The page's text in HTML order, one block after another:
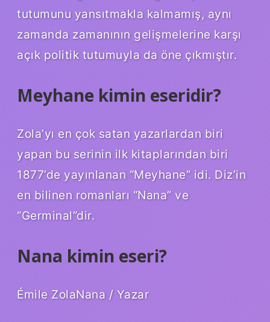
tutumunu yansıtmakla kalmamış, aynı
zamanda zamanının gelişmelerine karşı
açık politik tutumuyla da öne çıkmıştır.
Meyhane kimin eseridir?
Zola’yı en çok satan yazarlardan biri
yapan bu serinin ilk kitaplarından biri
1877’de yayınlanan “Meyhane” idi. Diz’in
en bilinen romanları “Nana” ve
“Germinal”dir.
Nana kimin eseri?
Émile ZolaNana / Yazar